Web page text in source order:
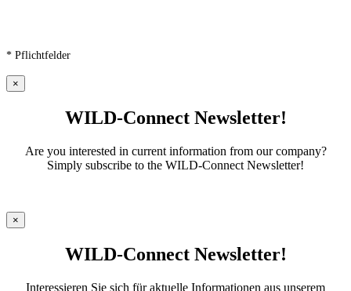
* Pflichtfelder
×
WILD-Connect Newsletter!
Are you interested in current information from our company?
Simply subscribe to the WILD-Connect Newsletter!
×
WILD-Connect Newsletter!
Interessieren Sie sich für aktuelle Informationen aus unserem